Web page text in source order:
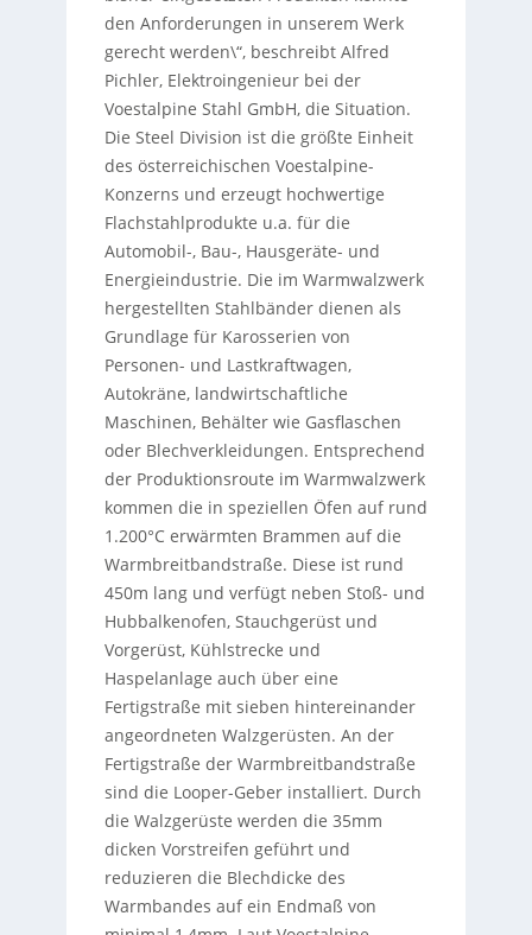
den Anforderungen in unserem Werk
gerecht werden\“, beschreibt Alfred
Pichler, Elektroingenieur bei der
Voestalpine Stahl GmbH, die Situation.
Die Steel Division ist die größte Einheit
des österreichischen Voestalpine-
Konzerns und erzeugt hochwertige
Flachstahlprodukte u.a. für die
Automobil-, Bau-, Hausgeräte- und
Energieindustrie. Die im Warmwalzwerk
hergestellten Stahlbänder dienen als
Grundlage für Karosserien von
Personen- und Lastkraftwagen,
Autokräne, landwirtschaftliche
Maschinen, Behälter wie Gasflaschen
oder Blechverkleidungen. Entsprechend
der Produktionsroute im Warmwalzwerk
kommen die in speziellen Öfen auf rund
1.200°C erwärmten Brammen auf die
Warmbreitbandstraße. Diese ist rund
450m lang und verfügt neben Stoß- und
Hubbalkenofen, Stauchgerüst und
Vorgerüst, Kühlstrecke und
Haspelanlage auch über eine
Fertigstraße mit sieben hintereinander
angeordneten Walzgerüsten. An der
Fertigstraße der Warmbreitbandstraße
sind die Looper-Geber installiert. Durch
die Walzgerüste werden die 35mm
dicken Vorstreifen geführt und
reduzieren die Blechdicke des
Warmbandes auf ein Endmaß von